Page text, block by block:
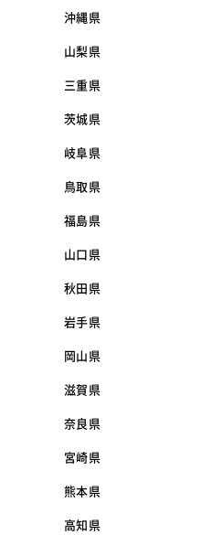
沖縄県
山梨県
三重県
茨城県
岐阜県
鳥取県
福島県
山口県
秋田県
岩手県
岡山県
滋賀県
奈良県
宮崎県
熊本県
高知県